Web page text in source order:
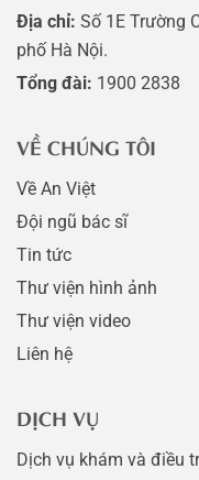
Địa chỉ: Số 1E Trường
phố Hà Nội.
Tổng đài: 1900 2838
VỀ CHÚNG TÔI
Về An Việt
Đội ngũ bác sĩ
Tin tức
Thư viện hình ảnh
Thư viện video
Liên hệ
DỊCH VỤ
Dịch vụ khám và điều